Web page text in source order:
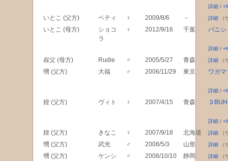
詳細/
いとこ (父方) ベティ ♀ 2009/8/6 － 詳細（
いとこ (母方)
ショコ
ラ
♀ 2012/9/16 千葉 バニシ
詳細/
叔父 (母方) Rudie ♂ 2005/5/27 青森 詳細（
甥 (父方) 大福 ♂ 2006/11/29 東京 ワガマ
詳細/
姪 (父方) ヴィト ♀ 2007/4/15 青森 ３
詳細/
姪 (父方) きなこ ♀ 2007/9/18 北海道 詳細（
甥 (父方) 武光 ♂ 2008/5/3 山形 詳細（
甥 (父方)
ケンシ
♂ 2008/10/10 静岡 詳細（